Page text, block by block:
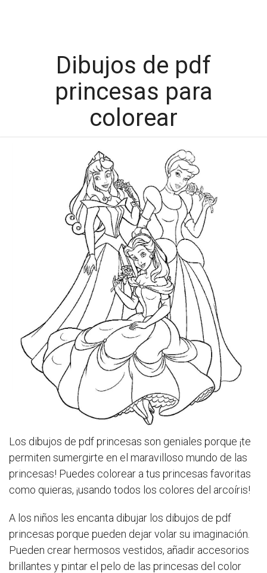
Dibujos de pdf
princesas para
colorear
Los dibujos de pdf princesas son geniales porque ¡te
permiten sumergirte en el maravilloso mundo de las
princesas! Puedes colorear a tus princesas favoritas
como quieras, ¡usando todos los colores del arcoíris!
A los niños les encanta dibujar los dibujos de pdf
princesas porque pueden dejar volar su imaginación.
Pueden crear hermosos vestidos, añadir accesorios
brillantes y pintar el pelo de las princesas del color